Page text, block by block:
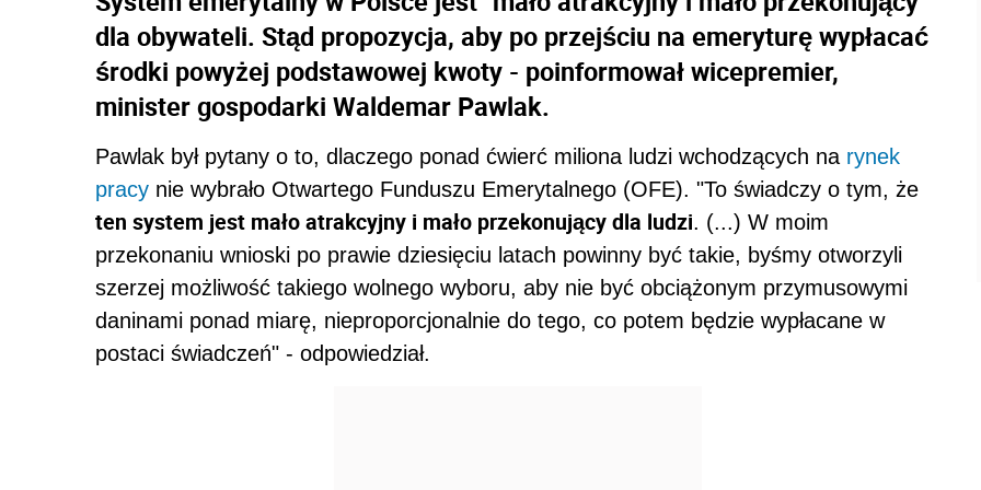
dla obywateli. Stąd propozycja, aby po przejściu na emeryturę wypłacać
środki powyżej podstawowej kwoty - poinformował wicepremier,
minister gospodarki Waldemar Pawlak.
Pawlak był pytany o to, dlaczego ponad ćwierć miliona ludzi wchodzących na rynek
pracy nie wybrało Otwartego Funduszu Emerytalnego (OFE). "To świadczy o tym, że
ten system jest mało atrakcyjny i mało przekonujący dla ludzi. (...) W moim
przekonaniu wnioski po prawie dziesięciu latach powinny być takie, byśmy otworzyli
szerzej możliwość takiego wolnego wyboru, aby nie być obciążonym przymusowymi
daninami ponad miarę, nieproporcjonalnie do tego, co potem będzie wypłacane w
postaci świadczeń" - odpowiedział.